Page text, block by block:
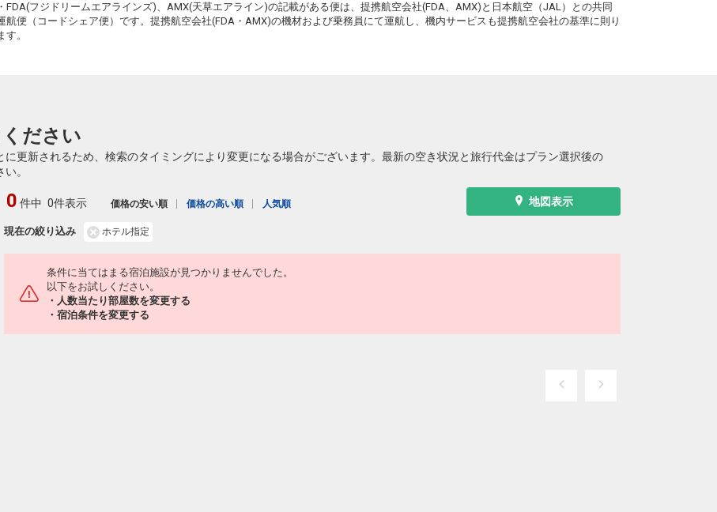
・FDA(フジドリームエアラインズ)、AMX(天草エアライン)の記載がある便は、提携航空会社(FDA、AMX)と日本航空（JAL）との共同
航便（コードシェア便）です。提携航空会社(FDA・AMX)の機材および乗務員にて運航し、機内サービスも提携航空会社の基準に則り
す。
ださい
更新されるため、検索のタイミングにより変更になる場合がございます。最新の空き状況と旅行代金はプラン選択後の
。
地図表示
現在の絞り込み ホテル指定
0 件中 0件表示 価格の安い順 価格の高い順 人気順
条件に当てはまる宿泊施設が見つかりませんでした。
以下をお試しください。
・人数当たり部屋数を変更する
・宿泊条件を変更する